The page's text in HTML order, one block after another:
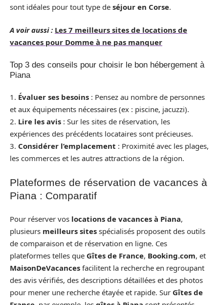
sont idéales pour tout type de séjour en Corse.
A voir aussi : Les 7 meilleurs sites de locations de
vacances pour Domme à ne pas manquer
Top 3 des conseils pour choisir le bon hébergement à
Piana
1. Évaluer ses besoins : Pensez au nombre de personnes
et aux équipements nécessaires (ex : piscine, jacuzzi).
2. Lire les avis : Sur les sites de réservation, les
expériences des précédents locataires sont précieuses.
3. Considérer l’emplacement : Proximité avec les plages,
les commerces et les autres attractions de la région.
Plateformes de réservation de vacances à
Piana : Comparatif
Pour réserver vos locations de vacances à Piana,
plusieurs meilleurs sites spécialisés proposent des outils
de comparaison et de réservation en ligne. Ces
plateformes telles que Gîtes de France, Booking.com, et
MaisonDeVacances facilitent la recherche en regroupant
des avis vérifiés, des descriptions détaillées et des photos
pour mener une recherche étayée et rapide. Sur Gîtes de